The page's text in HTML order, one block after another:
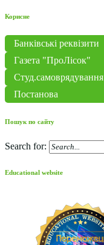
Корисне
Банківські реквізити
Газета "ПроЛісок"
Студ.самоврядування
Постанова
Пошук по сайту
Search for:
Educational website